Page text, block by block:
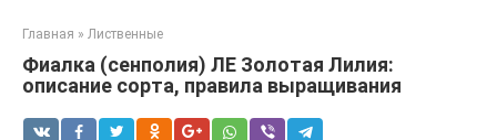
Главная » Лиственные
Фиалка (сенполия) ЛЕ Золотая Лилия:
описание сорта, правила выращивания